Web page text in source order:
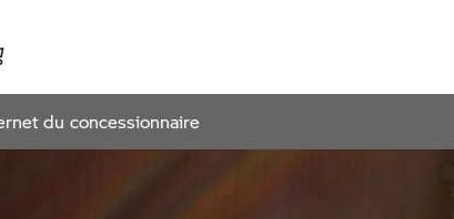
du concessionnaire